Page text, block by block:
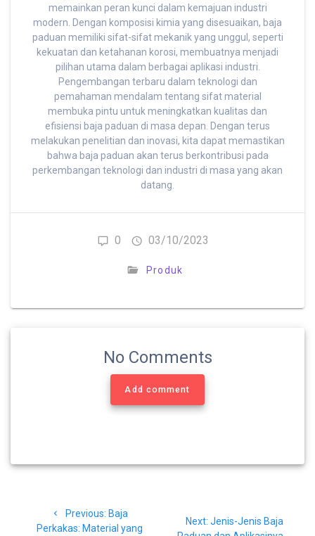
memainkan peran kunci dalam kemajuan industri
modern. Dengan komposisi kimia yang disesuaikan, baja
paduan memiliki sifat-sifat mekanik yang unggul, seperti
kekuatan dan ketahanan korosi, membuatnya menjadi
pilihan utama dalam berbagai aplikasi industri.
Pengembangan terbaru dalam teknologi dan
pemahaman mendalam tentang sifat material
membuka pintu untuk meningkatkan kualitas dan
efisiensi baja paduan di masa depan. Dengan terus
melakukan penelitian dan inovasi, kita dapat memastikan
bahwa baja paduan akan terus berkontribusi pada
perkembangan teknologi dan industri di masa yang akan
datang.
0 03/10/2023
Produk
No Comments
Add comment
pos
Previous: Previous
post:
Baja
Perkakas: Material yang
Next: Next
Jenis-Jenis Baja